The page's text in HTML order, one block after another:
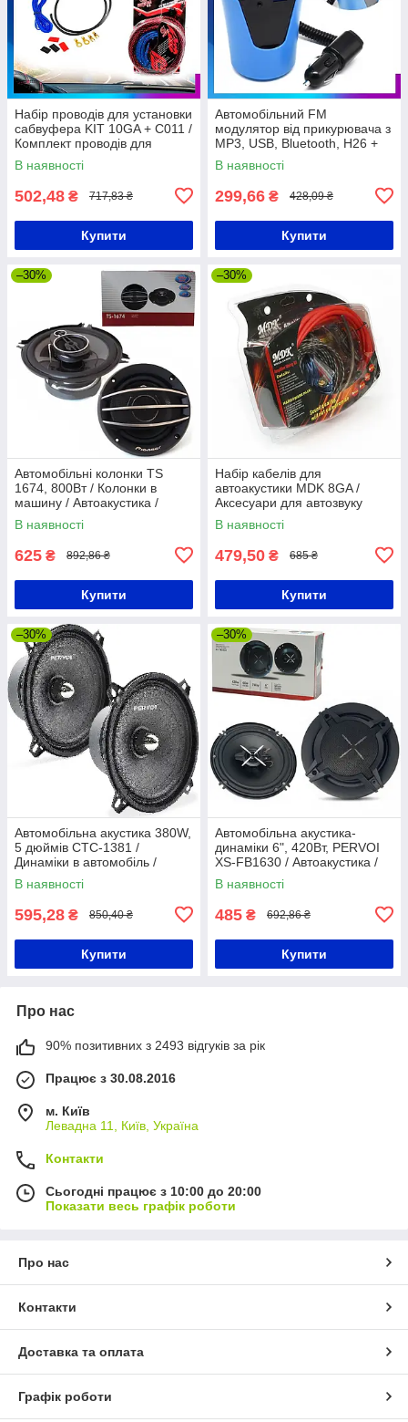
Набір проводів для установки
сабвуфера KIT 10GA + C011 /
Комплект проводів для
сабвуфера 6 м
В наявності
502,48 ₴ 717,83 ₴
Купити
Автомобільний FM
модулятор від прикурювача з
MP3, USB, Bluetooth, H26 +
BT / FM-трансмітер в машину
В наявності
299,66 ₴ 428,09 ₴
Купити
–30%
Автомобільні колонки TS
1674, 800Вт / Колонки в
машину / Автоакустика /
Динаміки / Автомобільна
акустика
В наявності
625 ₴ 892,86 ₴
Купити
–30%
Набір кабелів для
автоакустики MDK 8GA /
Аксесуари для автозвуку
В наявності
479,50 ₴ 685 ₴
Купити
–30%
Автомобільна акустика 380W,
5 дюймів CTC-1381 /
Динаміки в автомобіль /
Автоакустика
В наявності
595,28 ₴ 850,40 ₴
Купити
–30%
Автомобільна акустика-
динаміки 6", 420Вт, PERVOI
XS-FB1630 / Автоакустика /
Автодинаміки / Колонки в
машину
В наявності
485 ₴ 692,86 ₴
Купити
Про нас
90% позитивних з 2493 відгуків за рік
Працює з 30.08.2016
м. Київ
Левадна 11, Київ, Україна
Контакти
Сьогодні працює з 10:00 до 20:00
Показати весь графік роботи
Про нас
Контакти
Доставка та оплата
Графік роботи